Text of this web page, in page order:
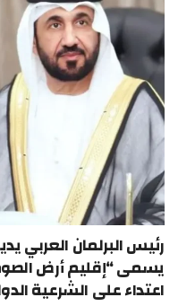
رئيس البرلمان العربي
يسمى “إقليم أرض
اعتداء على الشرعية